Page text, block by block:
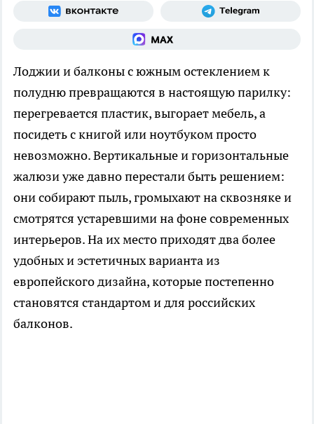
Лоджии и балконы с южным остеклением к
полудню превращаются в настоящую парилку:
перегревается пластик, выгорает мебель, а
посидеть с книгой или ноутбуком просто
невозможно. Вертикальные и горизонтальные
жалюзи уже давно перестали быть решением:
они собирают пыль, громыхают на сквозняке и
смотрятся устаревшими на фоне современных
интерьеров. На их место приходят два более
удобных и эстетичных варианта из
европейского дизайна, которые постепенно
становятся стандартом и для российских
балконов.